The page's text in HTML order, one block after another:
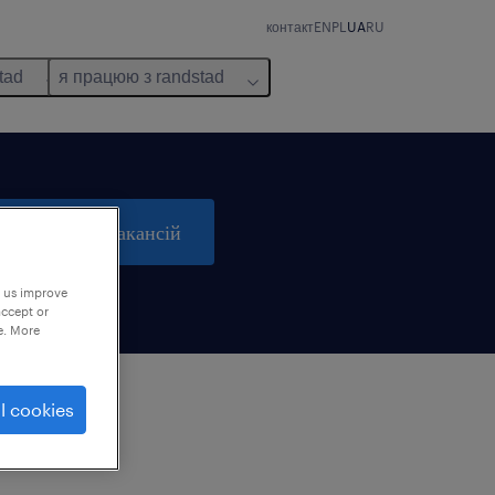
контактENPL UARU
я працюю з randstad
пошук 0 вакансій
improve
or
More
cookies